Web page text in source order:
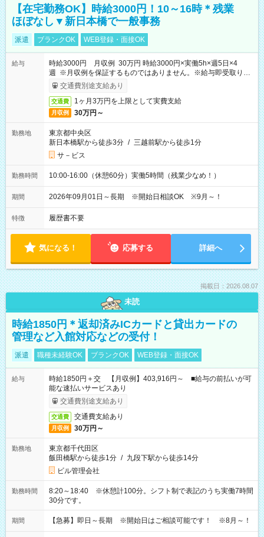
【在宅勤務OK】時給3000円！10～16時＊残業
ほぼなし▼新日本橋で一般事務
派遣 ブランクOK WEB登録・面接OK
給与
時給3000円 月収例 30万円 時給3000円×実働5h×週5日×4
週 ※月収例を保証するものではありません。※給与即受取りサ
ービス利用可（利用条件有）
交通費別途支給あり
交通費 1ヶ月3万円を上限として実費支給
月収例 30万円～
勤務地
東京都中央区
新日本橋駅から徒歩3分 / 三越前駅から徒歩1分
サ－ビス
勤務時間 10:00-16:00（休憩60分）実働5時間（残業少なめ！）
期間 2026年09月01日～長期 ※開始日相談OK ※9月～！
特徴 履歴書不要
気になる！ 応募する 詳細へ
掲載日：2026.08.07
未読
時給1850円＊返却済みICカードと貸出カードの
管理など入館対応などの受付！
派遣 職種未経験OK ブランクOK WEB登録・面接OK
給与
時給1850円＋交 【月収例】403,916円～ ■給与の前払いが可
能な速払いサービスあり
交通費別途支給あり
交通費 交通費支給あり
月収例 30万円～
勤務地
東京都千代田区
飯田橋駅から徒歩1分 / 九段下駅から徒歩14分
ビル管理会社
勤務時間
8:20～18:40 ※休憩計100分。シフト制で表記のうち実働7時間
30分です。
期間 【急募】即日～長期 ※開始日はご相談可能です！ ※8月～！